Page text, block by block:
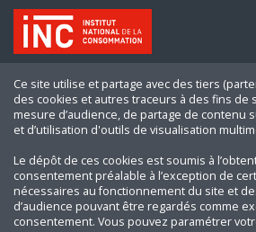
Ce site utilise et partage avec des tiers
des cookies et autres traceurs à des fins de
mesure d’audience, de partage de contenu
et d’utilisation d'outils de visualisation
Le dépôt de ces cookies est soumis à
consentement préalable à l’exception de
nécessaires au fonctionnement du site et
d’audience pouvant être regardés comme
consentement. Vous pouvez paramétrer